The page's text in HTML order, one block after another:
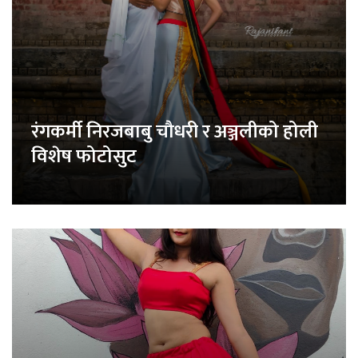
रंगकर्मी निरजबाबु चौधरी र अञ्जलीको होली
विशेष फोटोसुट